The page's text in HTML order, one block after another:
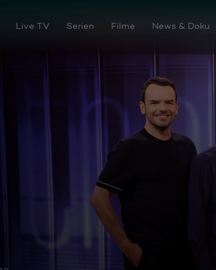
Live TV Serien Filme News & Doku